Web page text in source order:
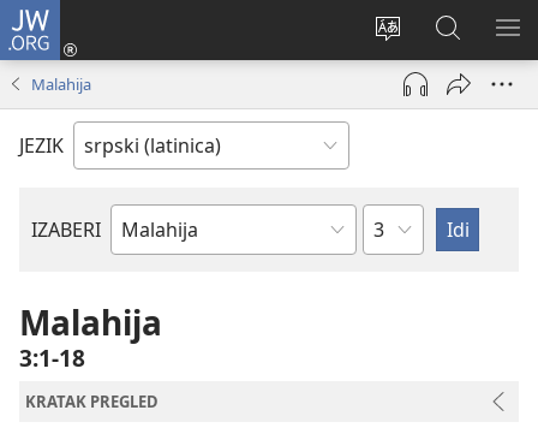
JW.ORG
Promeni
jezik
sajta
Prijava
(otvara
prozor)
Pretraga
sajta
JW.ORG
Malahija
JEZIK
IZABERI
Biblijska
Poglavlje
Malahija
3:1-18
KRATAK PREGLED